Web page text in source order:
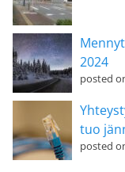
2024
posted
tuo
posted